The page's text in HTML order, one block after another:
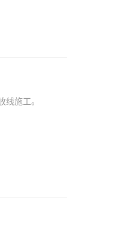
施工。